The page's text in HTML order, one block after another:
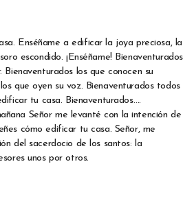
Enséñame a edificar la joya preciosa, la
escondido. ¡Enséñame! Bienaventurados
Bienaventurados los que conocen su
que oyen su voz. Bienaventurados todos
tu casa. Bienaventurados….
Señor me levanté con la intención de
cómo edificar tu casa. Señor, me
del sacerdocio de los santos: la
unos por otros.